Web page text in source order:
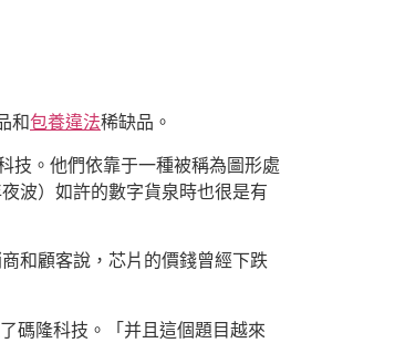
和包養違法稀缺品。
技。他們依靠于一種被稱為圖形處
波）如許的數字貨泉時也很是有
和顧客說，芯片的價錢曾經下跌
碼隆科技。「并且這個題目越來